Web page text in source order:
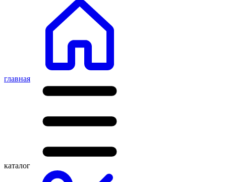
главная
каталог